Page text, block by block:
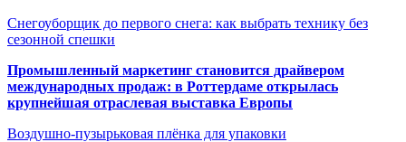
Снегоуборщик до первого снега: как выбрать технику без
сезонной спешки
Промышленный маркетинг становится драйвером
международных продаж: в Роттердаме открылась
крупнейшая отраслевая выставка Европы
Воздушно-пузырьковая плёнка для упаковки